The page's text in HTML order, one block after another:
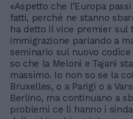
«Aspetto che l’Europa
fatti, perché ne stanno
ha detto il vice premier sul
immigrazione parlando a
seminario sul nuovo
so che la Meloni e Tajani
massimo. Io non so se la
Bruxelles, o a Parigi o a
Berlino, ma continuano a
problemi ce li hanno i